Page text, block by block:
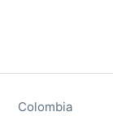
Colombia